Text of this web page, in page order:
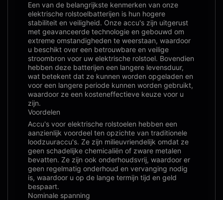
Een van de belangrijkste kenmerken van onze
elektrische rolstoelbatterijen is hun hogere
stabiliteit en veiligheid. Onze accu's zijn uitgerust
met geavanceerde technologie en gebouwd om
extreme omstandigheden te weerstaan, waardoor
u beschikt over een betrouwbare en veilige
stroombron voor uw elektrische rolstoel. Bovendien
hebben deze batterijen een langere levensduur,
wat betekent dat ze kunnen worden opgeladen en
voor een langere periode kunnen worden gebruikt,
waardoor ze een kosteneffectieve keuze voor u
zijn.
Voordelen
Accu's voor elektrische rolstoelen hebben een
aanzienlijk voordeel ten opzichte van traditionele
loodzuuraccu's. Ze zijn milieuvriendelijk omdat ze
geen schadelijke chemicaliën of zware metalen
bevatten. Ze zijn ook onderhoudsvrij, waardoor er
geen regelmatig onderhoud en vervanging nodig
is, waardoor u op de lange termijn tijd en geld
bespaart.
Nominale spanning